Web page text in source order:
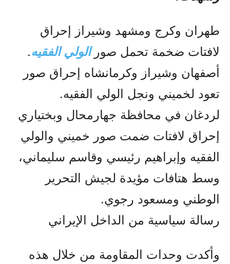
طهران وكرج ومشهد وشيراز إحراق
لافتات ضخمة تحمل صور الولي الفقيه.
أصفهان وشيراز وكرمانشاه إحراق صور
تعود لخميني ونجل الولي الفقيه.
لردغان في محافظة جهارمحال وبختياري
إحراق لافتات ضمت صور خميني والولي
الفقيه وإبراهيم رئيسي وقاسم سليماني،
وسط هتافات مؤيدة لجيش التحرير
الوطني ومسعود رجوي.
رسالة سياسية من الداخل الإيراني
وأكدت وحدات المقاومة من خلال هذه